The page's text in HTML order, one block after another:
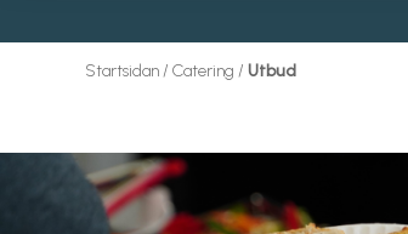
Startsidan / Catering / Utbud